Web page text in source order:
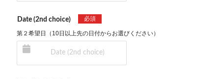
Date (2nd choice) 必須
第２希望日（10日以上先の日付からお選びください）